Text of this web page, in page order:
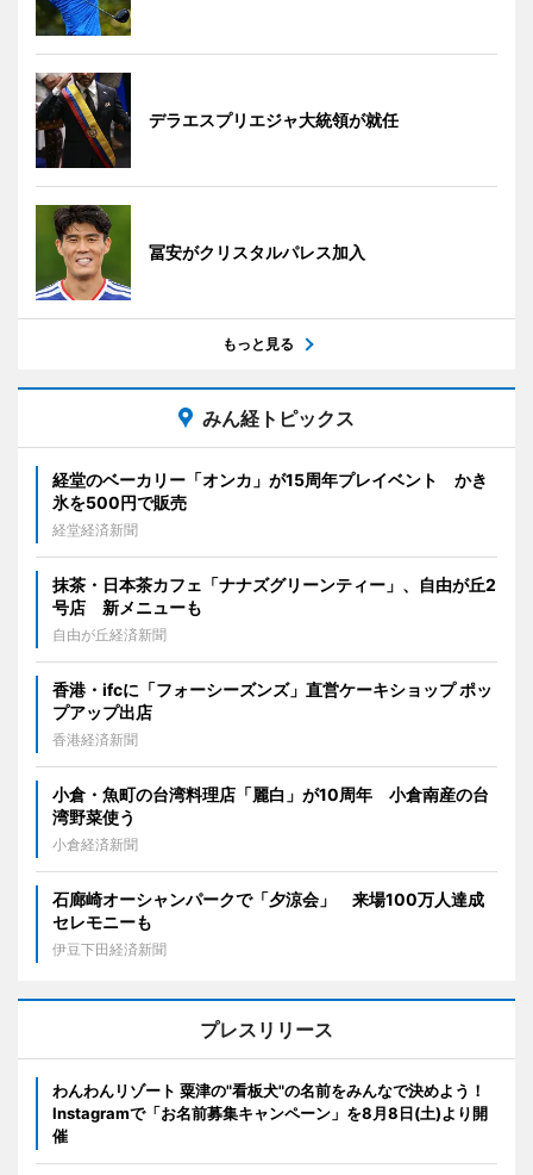
デラエスプリエジャ大統領が就任
冨安がクリスタルパレス加入
もっと見る
みん経トピックス
経堂のベーカリー「オンカ」が15周年プレイベント かき
氷を500円で販売
経堂経済新聞
抹茶・日本茶カフェ「ナナズグリーンティー」、自由が丘2
号店 新メニューも
自由が丘経済新聞
香港・ifcに「フォーシーズンズ」直営ケーキショップ ポッ
プアップ出店
香港経済新聞
小倉・魚町の台湾料理店「麗白」が10周年 小倉南産の台
湾野菜使う
小倉経済新聞
石廊崎オーシャンパークで「夕涼会」 来場100万人達成
セレモニーも
伊豆下田経済新聞
プレスリリース
わんわんリゾート 粟津の"看板犬"の名前をみんなで決めよう！
Instagramで「お名前募集キャンペーン」を8月8日(土)より開
催